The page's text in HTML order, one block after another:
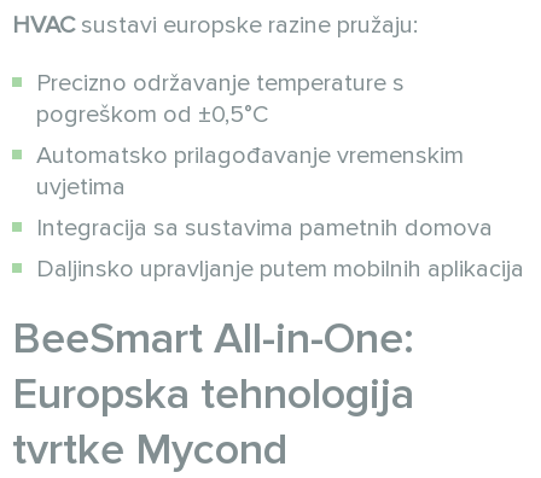
HVACsustavi europske razine pružaju:
Precizno održavanje temperature s
pogreškom od ±0,5°C
Automatsko prilagođavanje vremenskim
uvjetima
Integracija sa sustavima pametnih domova
Daljinsko upravljanje putem mobilnih aplikacija
BeeSmart All-in-One:
Europska tehnologija
tvrtke Mycond